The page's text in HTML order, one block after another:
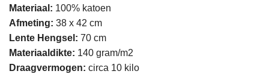
Materiaal: 100% katoen
Afmeting: 38 x 42 cm
Lente Hengsel: 70 cm
Materiaaldikte: 140 gram/m2
Draagvermogen: circa 10 kilo